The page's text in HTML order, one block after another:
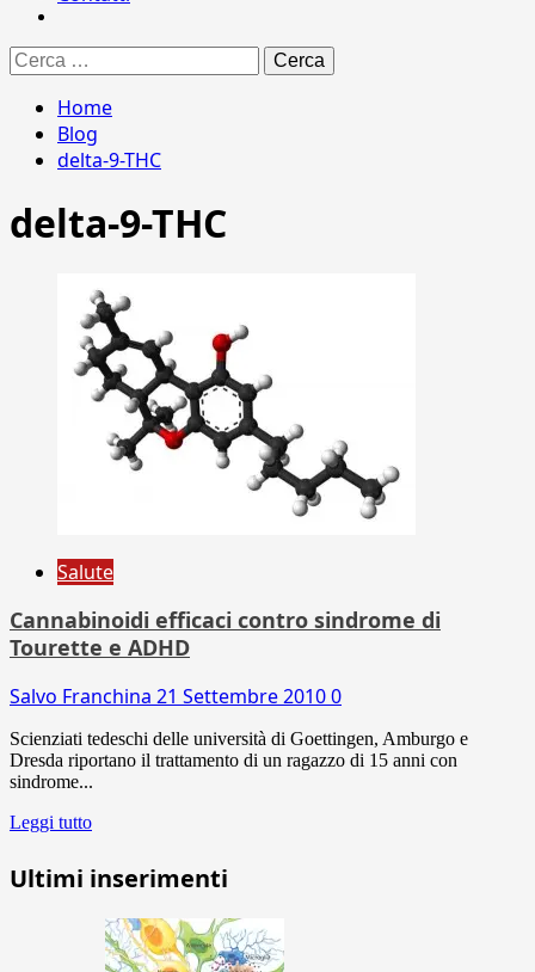
Ricerca
per:
Home
Blog
delta-9-THC
delta-9-THC
Salute
Cannabinoidi efficaci contro sindrome di
Tourette e ADHD
Salvo Franchina 21 Settembre 20100
Scienziati tedeschi delle università di Goettingen, Amburgo e
Dresda riportano il trattamento di un ragazzo di 15 anni con
sindrome...
Leggi tutto
Ultimi inserimenti